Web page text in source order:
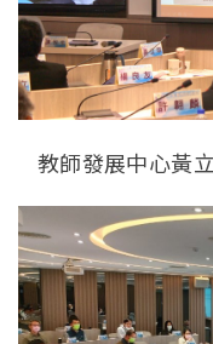
教師發展中心黃